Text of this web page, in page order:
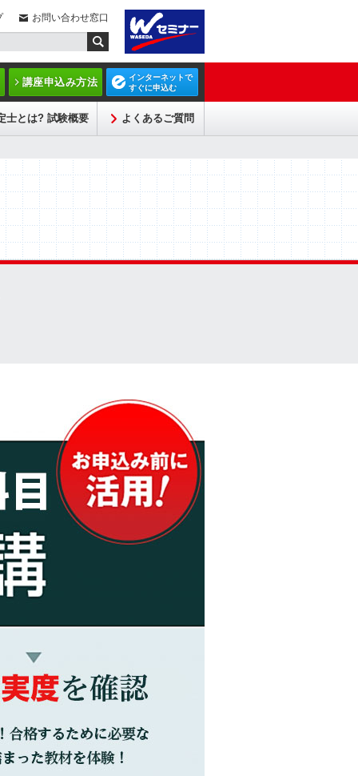
お問い合わせ窓口
講座申込み方法
インターネットで
すぐに申込む
士とは? 試験概要 よくあるご質問